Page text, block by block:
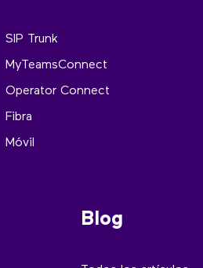
SIP Trunk
MyTeamsConnect
Operator Connect
Fibra
Móvil
Blog